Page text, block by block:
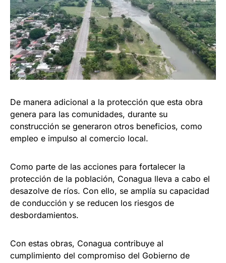
De manera adicional a la protección que esta obra
genera para las comunidades, durante su
construcción se generaron otros beneficios, como
empleo e impulso al comercio local.
Como parte de las acciones para fortalecer la
protección de la población, Conagua lleva a cabo el
desazolve de ríos. Con ello, se amplía su capacidad
de conducción y se reducen los riesgos de
desbordamientos.
Con estas obras, Conagua contribuye al
cumplimiento del compromiso del Gobierno de